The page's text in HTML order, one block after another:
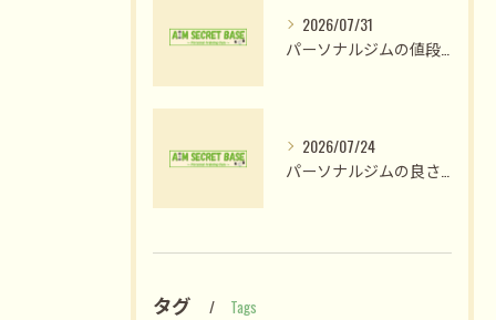
2026/07/31
2026/07/24
タグ Tags